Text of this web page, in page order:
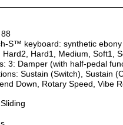
S™ keyboard: synthetic
Hard2, Hard1, Medium, Soft1,
3: Damper (with half-pedal
Sustain (Switch), Sustain
Down, Rotary Speed, Vibe